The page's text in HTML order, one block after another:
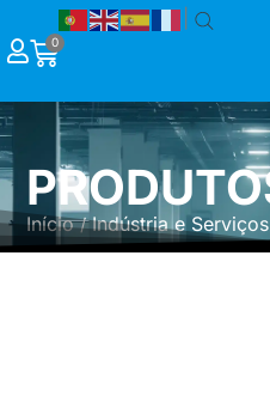
0
Início/Indústria e Serviços